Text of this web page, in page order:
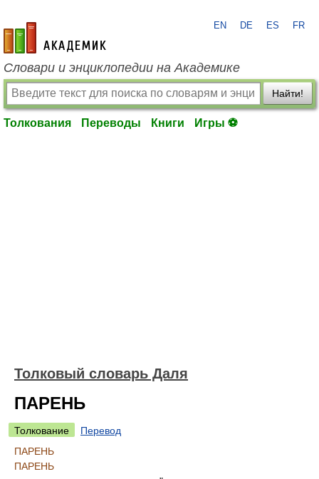
academic.ru
EN DE ES FR
Словари и энциклопедии на Академике
Найти!
Толкования Переводы Книги Игры ⚽
Толковый словарь Даля
ПАРЕНЬ
Толкование
Перевод
ПАРЕНЬ
ПАРЕНЬ